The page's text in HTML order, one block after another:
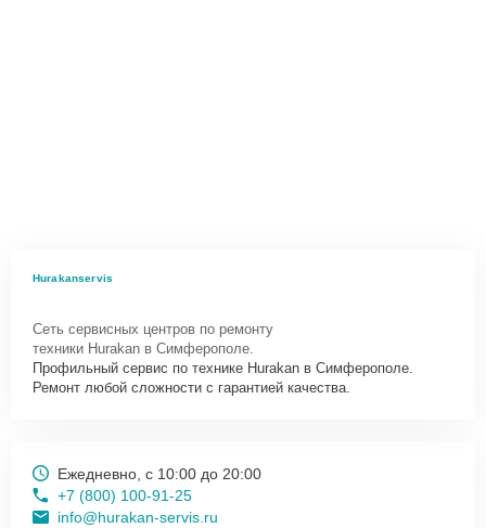
Hurakanservis
Сеть сервисных центров по ремонту
техники Hurakan в Симферополе.
Профильный сервис по технике Hurakan в Симферополе.
Ремонт любой сложности с гарантией качества.
Ежедневно, с 10:00 до 20:00
+7 (800) 100-91-25
info@hurakan-servis.ru